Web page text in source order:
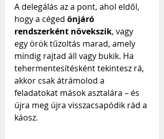
A delegálás az a pont, ahol eldől,
hogy a céged önjáró
rendszerként növekszik, vagy
egy örök tűzoltás marad, amely
mindig rajtad áll vagy bukik. Ha
tehermentesítésként tekintesz rá,
akkor csak átrámolod a
feladatokat mások asztalára – és
újra meg újra visszacsapódik rád a
káosz.